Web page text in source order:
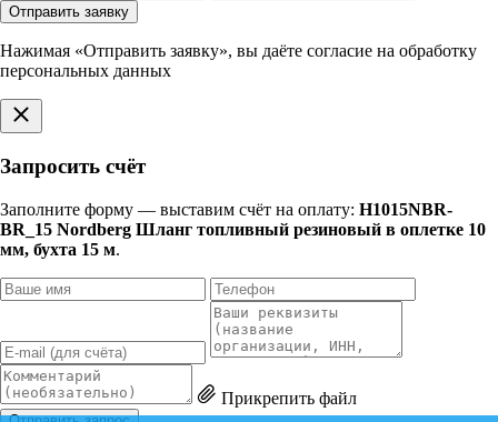
Отправить заявку
Нажимая «Отправить заявку», вы даёте согласие на обработку
персональных данных
Запросить счёт
Заполните форму — выставим счёт на оплату: H1015NBR-
BR_15 Nordberg Шланг топливный резиновый в оплетке 10
мм, бухта 15 м.
Прикрепить файл